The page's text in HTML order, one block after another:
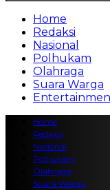
Home
Redaksi
Nasional
Polhukam
Olahraga
Suara Warga
Home
Redaksi
Nasional
Polhukam
Olahraga
Suara Warga